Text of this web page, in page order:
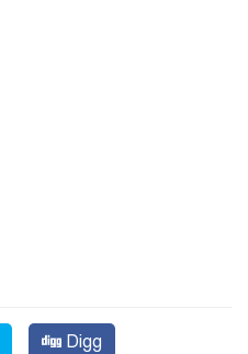
Digg